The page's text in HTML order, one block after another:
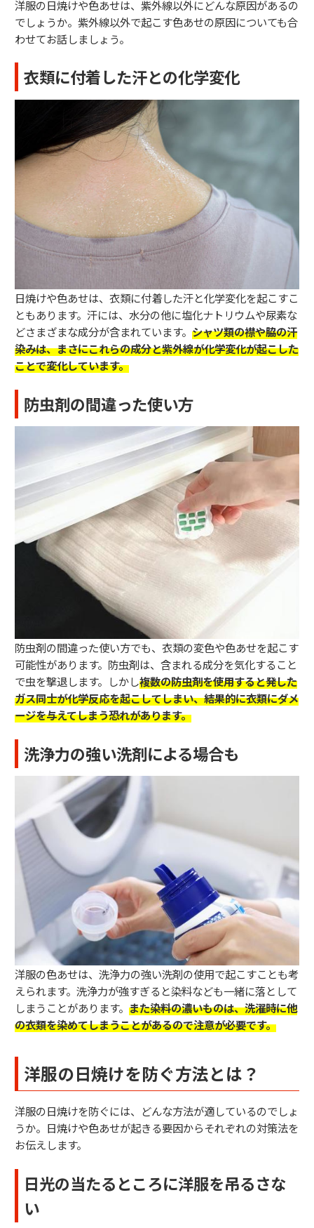
洋服の日焼けや色あせは、紫外線以外にどんな原因があるの
でしょうか。紫外線以外で起こす色あせの原因についても合
わせてお話しましょう。
衣類に付着した汗との化学変化
日焼けや色あせは、衣類に付着した汗と化学変化を起こすこ
ともあります。汗には、水分の他に塩化ナトリウムや尿素な
どさまざまな成分が含まれています。 シャツ類の襟や脇の汗
染みは、まさにこれらの成分と紫外線が化学変化が起こした
ことで変化しています。
防虫剤の間違った使い方
防虫剤の間違った使い方でも、衣類の変色や色あせを起こす
可能性があります。防虫剤は、含まれる成分を気化すること
で虫を撃退します。しかし複数の防虫剤を使用すると発した
ガス同士が化学反応を起こしてしまい、結果的に衣類にダメ
ージを与えてしまう恐れがあります。
洗浄力の強い洗剤による場合も
洋服の色あせは、洗浄力の強い洗剤の使用で起こすことも考
えられます。洗浄力が強すぎると染料なども一緒に落として
しまうことがあります。 また染料の濃いものは、洗濯時に他
の衣類を染めてしまうことがあるので注意が必要です。
洋服の日焼けを防ぐ方法とは？
洋服の日焼けを防ぐには、どんな方法が適しているのでしょ
うか。日焼けや色あせが起きる要因からそれぞれの対策法を
お伝えします。
日光の当たるところに洋服を吊るさな
い